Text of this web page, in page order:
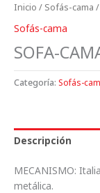
Inicio / Sofás-cama /
Sofás-cama
SOFA-
Categoría: Sofás-
Descripción
MECANISMO:
metálica.